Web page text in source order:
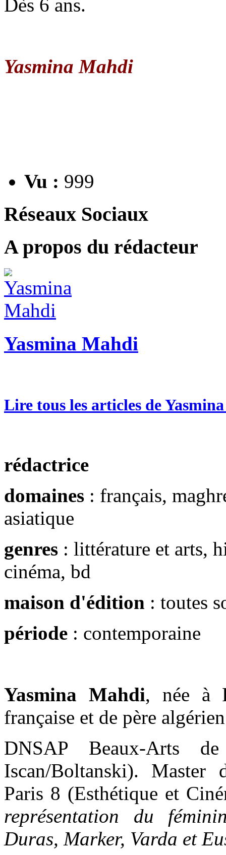
Dès 6 ans.
Yasmina Mahdi
Vu : 999
Réseaux Sociaux
A propos du rédacteur
Yasmina Mahdi
Lire tous les articles de
rédactrice
domaines : français,
asiatique
genres : littérature et arts,
cinéma, bd
maison d'édition : toutes
période : contemporaine
Yasmina Mahdi, née à
française et de père
DNSAP Beaux-Arts
Iscan/Boltanski). Master
Paris 8 (Esthétique et
représentation du
Duras, Marker, Varda et